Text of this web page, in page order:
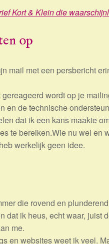
Kort & Klein die
op
mail met een persbericht
wordt op je
en de technische
dat ik een kans maakte
te bereiken.Wie nu wel en
werkelijk geen idee.
die rovend en
dat ik heus, echt waar, juist
me.
en websites weet ik veel.